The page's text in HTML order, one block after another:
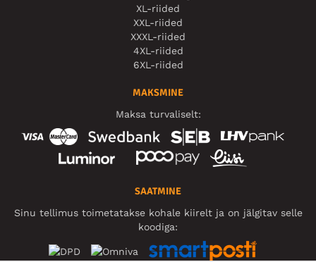
XL-riided
XXL-riided
XXXL-riided
4XL-riided
6XL-riided
MAKSMINE
Maksa turvaliselt:
SAATMINE
Sinu tellimus toimetatakse kohale kiirelt ja on jälgitav selle
koodiga: